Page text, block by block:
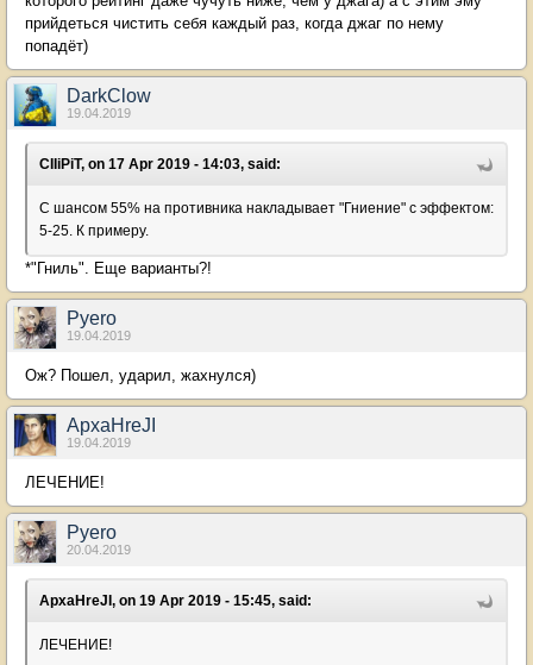
прийдеться чистить себя каждый раз, когда джаг по нему
попадёт)
DarkClow
19.04.2019
CIIiPiT, on 17 Apr 2019 - 14:03, said:
С шансом 55% на противника накладывает "Гниение" с эффектом:
5-25. К примеру.
*"Гниль". Еще варианты?!
Pyero
19.04.2019
Ож? Пошел, ударил, жахнулся)
ApxaHreJI
19.04.2019
ЛЕЧЕНИЕ!
Pyero
20.04.2019
ApxaHreJI, on 19 Apr 2019 - 15:45, said:
ЛЕЧЕНИЕ!